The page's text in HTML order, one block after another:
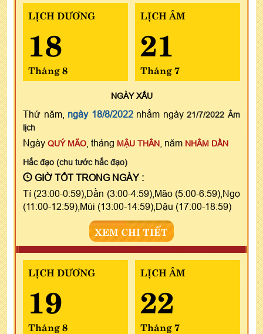
LỊCH DƯƠNG
18
Tháng 8
LỊCH ÂM
21
Tháng 7
NGÀYXẤU
Thứ năm, ngày 18/8/2022nhằm ngày21/7/2022 Âm
lịch
Ngày QUÝ MÃO , tháng MẬU THÂN , năm NHÂM DẦN
Hắc đạo (chu tước hắc đạo)
GIỜ TỐT TRONG NGÀY :
Tí (23:00-0:59),Dần (3:00-4:59),Mão (5:00-6:59),Ngọ
(11:00-12:59),Mùi (13:00-14:59),Dậu (17:00-18:59)
XEM CHI TIẾT
LỊCH DƯƠNG
19
Tháng 8
LỊCH ÂM
22
Tháng 7